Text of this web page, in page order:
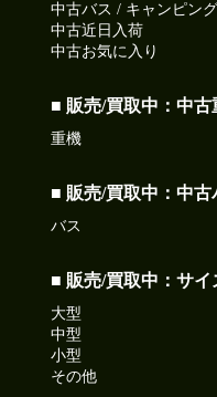
●本日ご紹介車両●
【商品番号:14237】高所
ーション製 地上高22.1m
☎0120-98-1457 営業担当:
「HP見て」とお伝えいた
今日は明治19年に日本標
た日
●本日ご紹介車両●
フ 積載13.4t アオリ5方開
☎0120-93-8833 営業担当:
「HP見て」とお伝えいた
中古バス / キャンピン
中古近日入荷
中古お気に入り
■ 販売/買取中：中古
重機
■ 販売/買取中：中古
バス
■ 販売/買取中：サイ
大型
中型
小型
その他